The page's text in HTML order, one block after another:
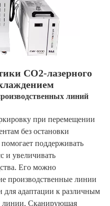
CO2-лазерного
линий
при перемещении
без остановки
поддерживать
и увеличивать
Его можно
производственные линии
для адаптации к различным
линии. Сканирующая